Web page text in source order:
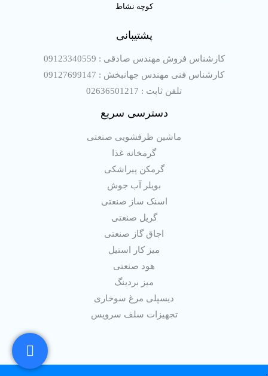
کوچه نشاط
پشتیبانی
کارشناس فروش مهندس صادقی : 09123340559
کارشناس فنی مهندس جهانبخش : 09127699147
تلفن ثابت : 02636501217
دسترسی سریع
ماشین ظرفشویی صنعتی
گرمخانه غذا
گرمکن پیراشکی
بویلر آب جوش
اسنک ساز صنعتی
گریل صنعتی
اجاق گاز صنعتی
میز کار استیل
هود صنعتی
میز بردینگ
دیسپلی مرغ سوخاری
تجهیزات سلف سرویس
.